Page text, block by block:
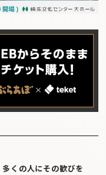
くの人にその歓びを